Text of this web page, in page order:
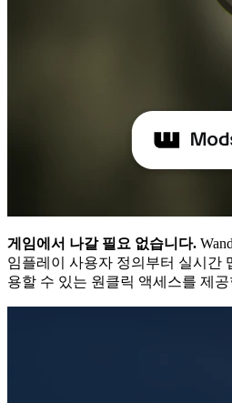
게임에서 나갈 필요 없습니다.
임플레이 사용자 정의부터 실시간
용할 수 있는 원클릭 액세스를 제